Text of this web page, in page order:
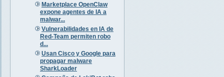
Marketplace OpenClaw
expone agentes de IA a
malwar...
Vulnerabilidades en IA de
Red-Team permiten robo
d...
Usan Cisco y Google para
propagar malware
SharkLoader